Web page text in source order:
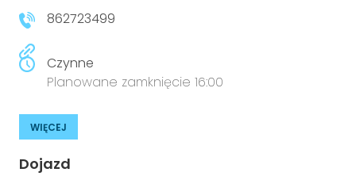
862723499
Czynne
Planowane zamknięcie 16:00
WIĘCEJ
Dojazd